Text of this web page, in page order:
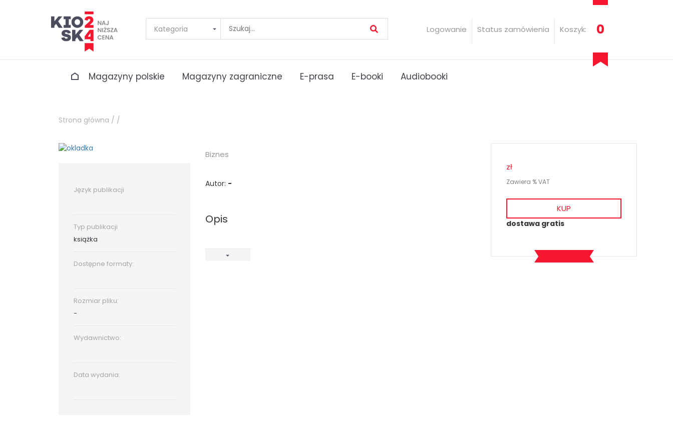
Logowanie Status zamówienia Koszyk: 0
Magazyny polskie Magazyny zagraniczne E-prasa E-booki Audiobooki
Strona główna / /
Język publikacji
Typ publikacji
książka
Dostępne formaty:
Rozmiar pliku:
-
Wydawnictwo:
Data wydania:
Biznes
Autor: -
Opis
zł
Zawiera % VAT
KUP
dostawa gratis